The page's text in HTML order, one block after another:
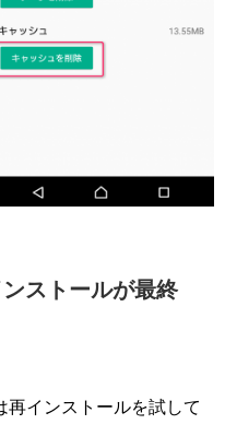
ストールが最終
再インストールを試して